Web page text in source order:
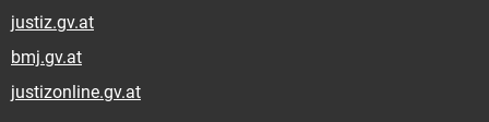
justiz.gv.at
bmj.gv.at
justizonline.gv.at